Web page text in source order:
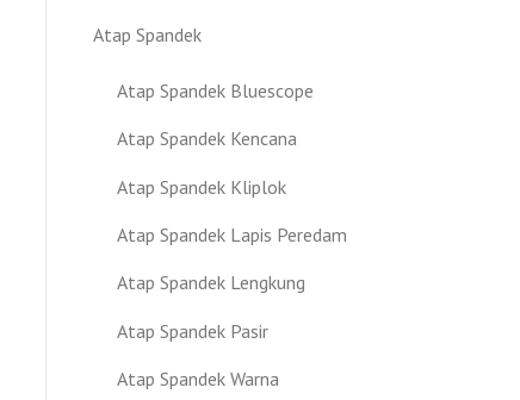
Atap Spandek
Atap Spandek Bluescope
Atap Spandek Kencana
Atap Spandek Kliplok
Atap Spandek Lapis Peredam
Atap Spandek Lengkung
Atap Spandek Pasir
Atap Spandek Warna